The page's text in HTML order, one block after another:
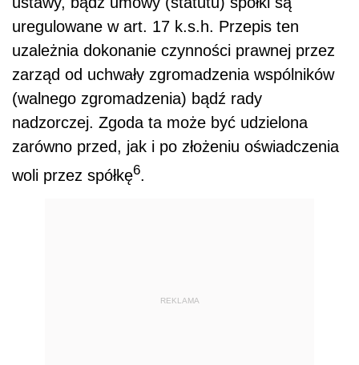
uregulowane w art. 17 k.s.h. Przepis ten
uzależnia dokonanie czynności prawnej przez
zarząd od uchwały zgromadzenia wspólników
(walnego zgromadzenia) bądź rady
nadzorczej. Zgoda ta może być udzielona
zarówno przed, jak i po złożeniu oświadczenia
woli przez spółkę6.
REKLAMA